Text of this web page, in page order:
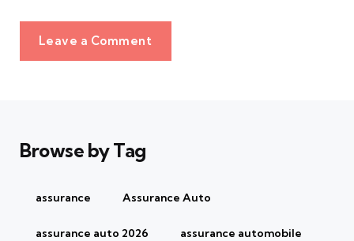
Leave a Comment
Browse by Tag
assurance Assurance Auto
assurance auto 2026 assurance automobile